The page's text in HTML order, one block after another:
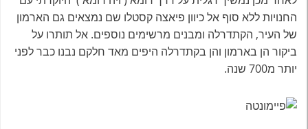
החנויות ללא סוף אל כיוון פיאצה קסטלו שם נמצאים גם הארמון
של העיר, הקתדרלה ומבנים מרשימים נוספים. אל תותרו על
ביקור הן בארמון והן בקתדרלה היפים מאד חלקם נבנו כבר לפני
יותר מ700 שנה.